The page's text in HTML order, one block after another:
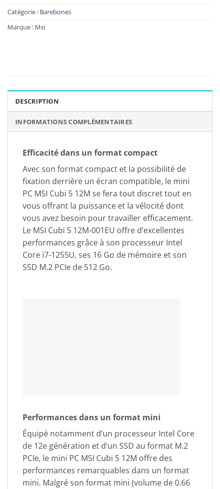
Catégorie : Barebones
Marque : Msi
DESCRIPTION
INFORMATIONS COMPLÉMENTAIRES
Efficacité dans un format compact
Avec son format compact et la possibilité de
fixation derrière un écran compatible, le mini
PC MSI Cubi 5 12M se fera tout discret tout en
vous offrant la puissance et la vélocité dont
vous avez besoin pour travailler efficacement.
Le MSI Cubi 5 12M-001EU offre d’excellentes
performances grâce à son processeur Intel
Core i7-1255U, ses 16 Go de mémoire et son
SSD M.2 PCIe de 512 Go.
Performances dans un format mini
Équipé notamment d’un processeur Intel Core
de 12e génération et d’un SSD au format M.2
PCIe, le mini PC MSI Cubi 5 12M offre des
performances remarquables dans un format
mini. Malgré son format mini (volume de 0.66